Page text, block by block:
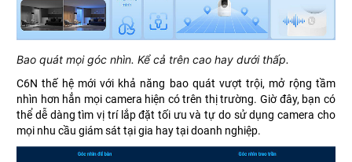
Bao quát mọi góc nhìn. Kể cả trên cao hay dưới thấp.
C6N thế hệ mớivới khả năng bao quát vượt trội, mở rộng tầm
nhìn hơn hẳn mọi camera hiện có trên thị trường. Giờ đây, bạn có
thể dễ dàng tìm vị trí lắp đặt tối ưu và tự do sử dụng camera cho
mọi nhu cầu giám sát tại gia hay tại doanh nghiệp.